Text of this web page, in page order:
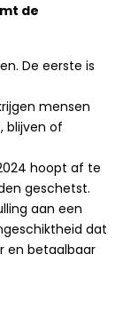
de
De eerste is
mensen
blijven of
hoopt af te
geschetst.
aan een
dat
en betaalbaar